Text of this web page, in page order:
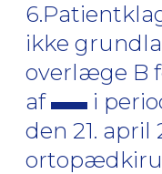
ikke
overlæge B
af
i
den 21. april